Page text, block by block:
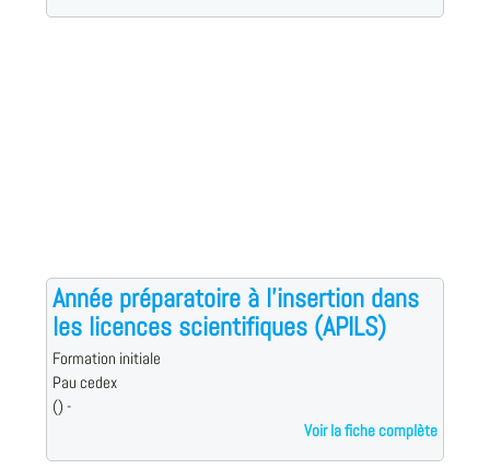
Année préparatoire à l'insertion dans
les licences scientifiques (APILS)
Formation initiale
Pau cedex
() -
Voir la fiche complète